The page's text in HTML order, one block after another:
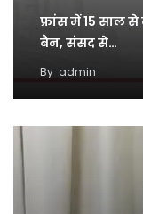
फ्रांस में 15 साल
बैन, संसद से…
By admin